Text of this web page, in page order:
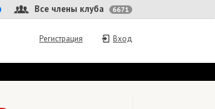
Все члены клуба 6671
Вход
Регистрация